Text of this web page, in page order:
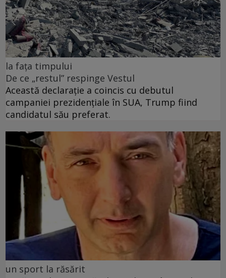
la fața timpului
De ce „restul” respinge Vestul
Această declarație a coincis cu debutul
campaniei prezidențiale în SUA, Trump fiind
candidatul său preferat.
un sport la răsărit